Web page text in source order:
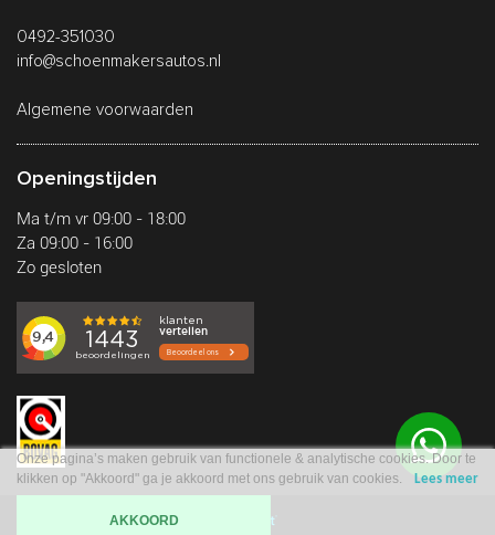
0492-351030
info@schoenmakersautos.nl
Algemene voorwaarden
Openingstijden
Ma t/m vr 09:00 - 18:00
Za 09:00 - 16:00
Zo gesloten
Onze pagina’s maken gebruik van functionele & analytische cookies. Door te
klikken op "Akkoord" ga je akkoord met ons gebruik van cookies.
Lees meer
AKKOORD